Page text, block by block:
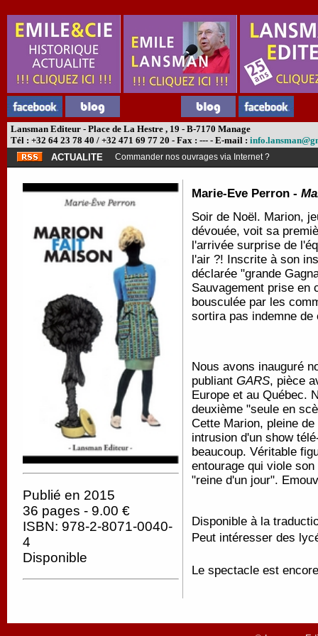
Lansman Editeur - Place de La Hestre , 19 - B-7170 Manage
Tél : +32 64 23 78 40 / +32 471 69 77 20 - Fax : --- - E-mail :
ACTUALITE
Commander nos ouvrages via Internet ?
Publié en 2015
36 pages - 9.00 €
ISBN: 978-2-8071-0040-
4
Disponible
Marie-Eve Perron -
Soir de Noël. Marion,
dévouée, voit sa
l'arrivée surprise de
l'air ?! Inscrite à son
déclarée "grande
Sauvagement prise en
bousculée par les
sortira pas indemne de
Nous avons inauguré
publiant GARS, pièce
Europe et au Québec.
deuxième "seule en
Cette Marion, pleine
intrusion d'un show
beaucoup. Véritable
entourage qui viole
"reine d'un jour".
Disponible à la
Peut intéresser des
Le spectacle est